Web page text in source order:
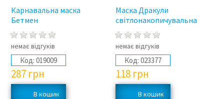
Карнавальна маска
Бетмен
немає відгуків
Код: 019009
287 грн
Маска Дракули
світлонакопичувальна
немає відгуків
Код: 023377
118 грн